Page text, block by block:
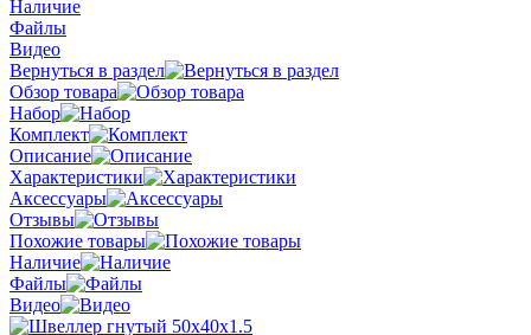
Наличие
Файлы
Видео
Вернуться в раздел
Обзор товара
Набор
Комплект
Описание
Характеристики
Аксессуары
Отзывы
Похожие товары
Наличие
Файлы
Видео